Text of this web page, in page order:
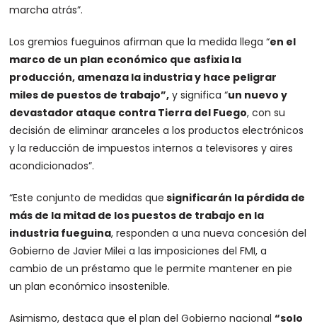
marcha atrás”.
Los gremios fueguinos afirman que la medida llega “en el
marco de un plan económico que asfixia la
producción, amenaza la industria y hace peligrar
miles de puestos de trabajo”, y significa “un nuevo y
devastador ataque contra Tierra del Fuego, con su
decisión de eliminar aranceles a los productos electrónicos
y la reducción de impuestos internos a televisores y aires
acondicionados”.
“Este conjunto de medidas que significarán la pérdida de
más de la mitad de los puestos de trabajo en la
industria fueguina, responden a una nueva concesión del
Gobierno de Javier Milei a las imposiciones del FMI, a
cambio de un préstamo que le permite mantener en pie
un plan económico insostenible.
Asimismo, destaca que el plan del Gobierno nacional“solo